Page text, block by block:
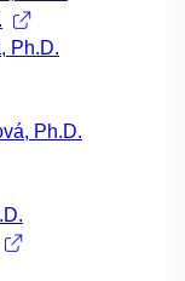
Ph.D.
Ph.D.